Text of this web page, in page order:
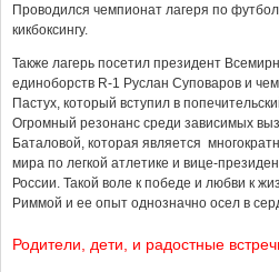
Проводился чемпионат лагеря по
кикбоксингу.
Также лагерь посетил президент
единоборств R-1 Руслан Суповаров и
Пастух, который вступил в
Огромный резонанс среди зависимых
Баталовой, которая является
мира по легкой атлетике и вице-
России. Такой воле к победе и любви к
Риммой и ее опыт однозначно осел в
Родители, дети, и радостные